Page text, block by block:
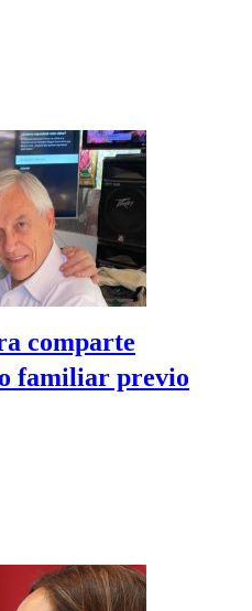
comparte
familiar previo